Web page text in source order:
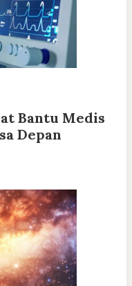
Bantu Medis
Depan